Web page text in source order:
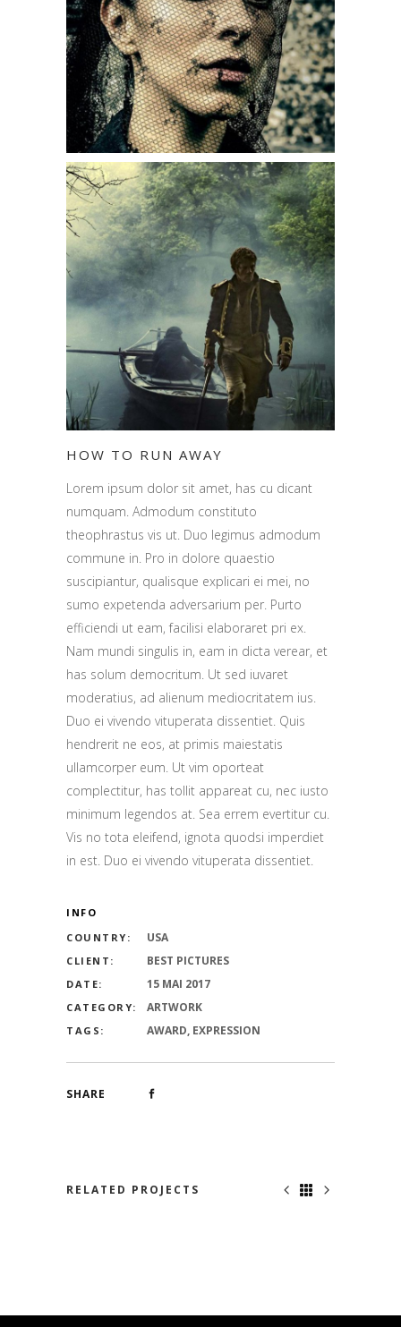
HOW TO RUN AWAY
Lorem ipsum dolor sit amet, has cu dicant
numquam. Admodum constituto
theophrastus vis ut. Duo legimus admodum
commune in. Pro in dolore quaestio
suscipiantur, qualisque explicari ei mei, no
sumo expetenda adversarium per. Purto
efficiendi ut eam, facilisi elaboraret pri ex.
Nam mundi singulis in, eam in dicta verear, et
has solum democritum. Ut sed iuvaret
moderatius, ad alienum mediocritatem ius.
Duo ei vivendo vituperata dissentiet. Quis
hendrerit ne eos, at primis maiestatis
ullamcorper eum. Ut vim oporteat
complectitur, has tollit appareat cu, nec iusto
minimum legendos at. Sea errem evertitur cu.
Vis no tota eleifend, ignota quodsi imperdiet
in est. Duo ei vivendo vituperata dissentiet.
INFO
COUNTRY:
USA
CLIENT: BEST PICTURES
DATE: 15 MAI 2017
CATEGORY: ARTWORK
TAGS: AWARD, EXPRESSION
SHARE
RELATED PROJECTS